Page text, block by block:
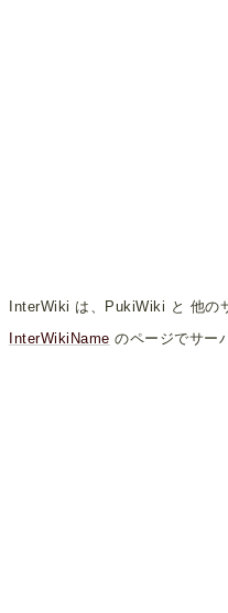
InterWiki は、PukiWiki と 他の
InterWikiName のページでサー